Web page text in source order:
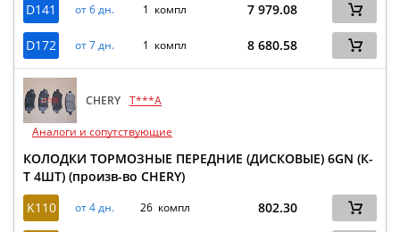
D141 от 6 дн. 1 компл 7 979.08
D172 от 7 дн. 1 компл 8 680.58
CHERY T***A
Аналоги и сопутствующие
КОЛОДКИ ТОРМОЗНЫЕ ПЕРЕДНИЕ (ДИСКОВЫЕ) 6GN (К-
Т 4ШТ) (произв-во CHERY)
K110
от 4 дн. 26 компл 802.30